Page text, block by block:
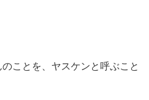
ことを、ヤスケンと呼ぶこと